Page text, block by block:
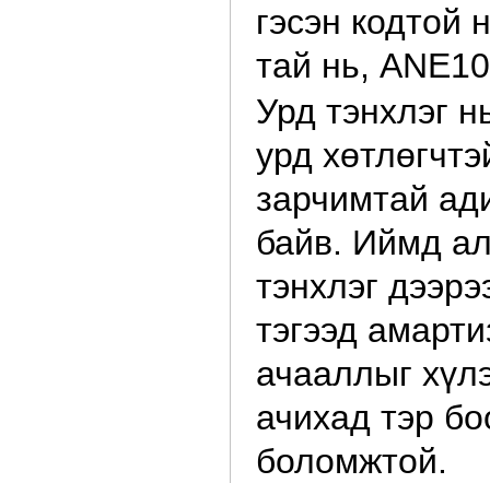
гэсэн кодтой
тай нь,
Урд тэнхлэг
урд
зарчимтай
байв. Иймд
тэнхлэг
тэгээд
ачааллыг
ачихад тэр
боломжтой.